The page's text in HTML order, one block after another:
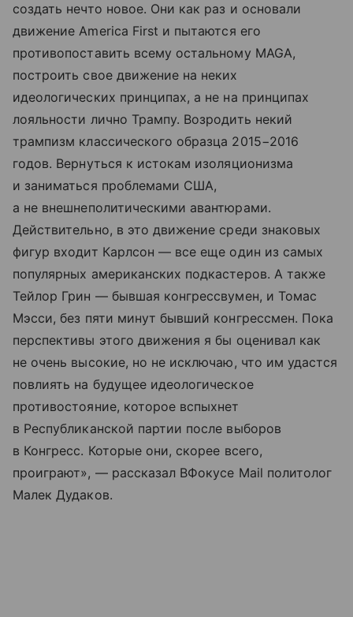
создать нечто новое. Они как раз и основали
движение America First и пытаются его
противопоставить всему остальному MAGA,
построить свое движение на неких
идеологических принципах, а не на принципах
лояльности лично Трампу. Возродить некий
трампизм классического образца 2015−2016
годов. Вернуться к истокам изоляционизма
и заниматься проблемами США,
а не внешнеполитическими авантюрами.
Действительно, в это движение среди знаковых
фигур входит Карлсон — все еще один из самых
популярных американских подкастеров. А также
Тейлор Грин — бывшая конгрессвумен, и Томас
Мэсси, без пяти минут бывший конгрессмен. Пока
перспективы этого движения я бы оценивал как
не очень высокие, но не исключаю, что им удастся
повлиять на будущее идеологическое
противостояние, которое вспыхнет
в Республиканской партии после выборов
в Конгресс. Которые они, скорее всего,
проиграют», — рассказал ВФокусе Mail политолог
Малек Дудаков.